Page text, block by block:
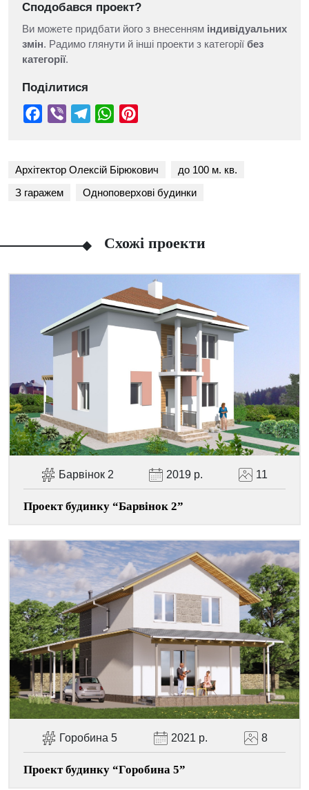
Сподобався проект?
Ви можете придбати його з внесенням індивідуальних
змін. Радимо глянути й інші проекти з категорії без
категорії.
Поділитися
Facebook
Viber TelegramWhatsApp
Pinterest
Архітектор Олексій Бірюкович
до 100 м. кв.
З гаражем
Одноповерхові будинки
Схожі проекти
Барвінок 2 2019 р. 11
Проект будинку “Барвінок 2”
Горобина 5 2021 р. 8
Проект будинку “Горобина 5”